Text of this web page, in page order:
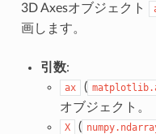
3D Axesオブジェクト
画します。
引数:
ax (
オブジェクト。
X (